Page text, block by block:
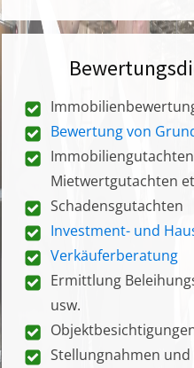
Bewertung von
Mietwertgutachten
Schadensgutachten
Investment- und
Verkäuferberatung
Ermittlung
usw.
Stellungnahmen